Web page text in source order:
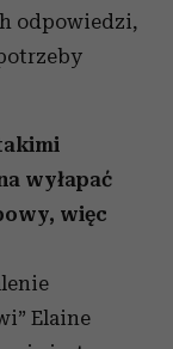
odpowiedzi,
wyłapać
więc
Elaine